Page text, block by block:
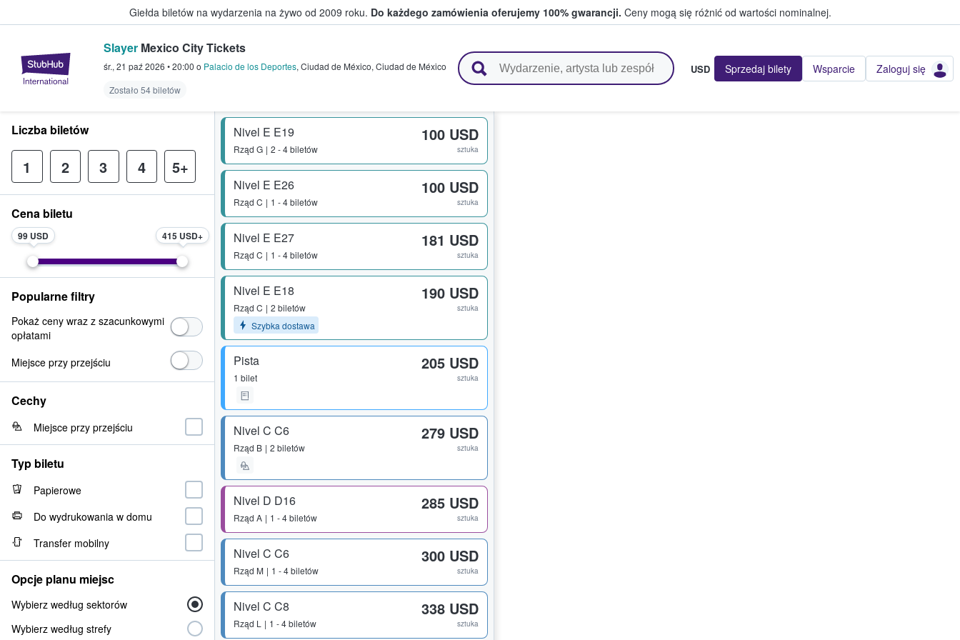
Giełda biletów na wydarzenia na żywo od 2009 roku. Do każdego zamówienia oferujemy 100% gwarancji. Ceny mogą się różnić od wartości nominalnej.
StubHub — miejsce, w którym fani i kibice kupują i sprzedają bilety
Slayer Mexico City Tickets
śr., 21 paź 2026 •20:00 o Palacio de los Deportes, Ciudad de México, Ciudad de México
Zostało 54 biletów
USD Sprzedaj bilety Wsparcie Zaloguj się
Nivel E E19
Rząd G 2 - 4 biletów
100 USD
sztuka
Nivel E E26
Rząd C 1 - 4 biletów
100 USD
sztuka
Nivel E E27
Rząd C 1 - 4 biletów
181 USD
sztuka
Nivel E E18
Rząd C
2 biletów
Szybka dostawa
190 USD
sztuka
Pista
1 bilet
205 USD
sztuka
Nivel C C6
Rząd B 2 biletów
279 USD
sztuka
Nivel D D16
Rząd A 1 - 4 biletów
285 USD
sztuka
Nivel C C6
Rząd M 1 - 4 biletów
300 USD
sztuka
Nivel C C8
Rząd L 1 - 4 biletów
338 USD
sztuka
Liczba biletów
1 2 3 4 5+
Cena biletu
99 USD 415 USD
Popularne filtry
Pokaż ceny wraz z szacunkowymi
opłatami
Miejsce przy przejściu
Cechy
Miejsce przy przejściu
Typ biletu
Papierowe
Do wydrukowania w domu
Transfer mobilny
Opcje planu miejsc
Wybierz według sektorów
Wybierz według strefy